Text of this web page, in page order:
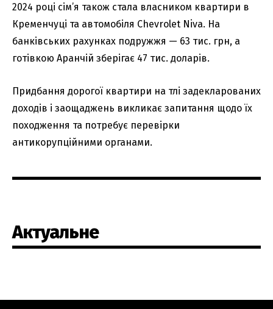
2024 році сім’я також стала власником квартири в
Кременчуці та автомобіля Chevrolet Niva. На
банківських рахунках подружжя — 63 тис. грн, а
готівкою Аранчій зберігає 47 тис. доларів.
Придбання дорогої квартири на тлі задекларованих
доходів і заощаджень викликає запитання щодо їх
походження та потребує перевірки
антикорупційними органами.
Актуальне